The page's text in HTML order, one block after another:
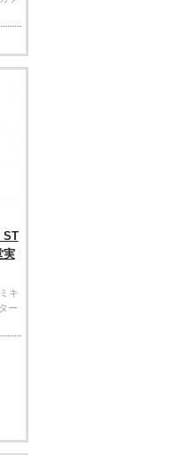
ST
実
キ
ー